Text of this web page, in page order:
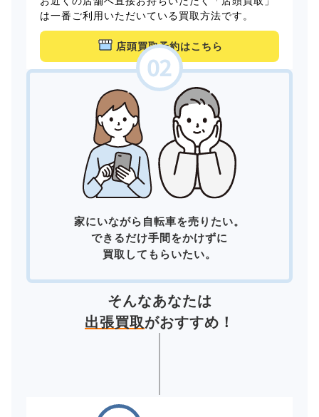
は一番ご利用いただいている買取方法です。
店頭買取予約はこちら
家にいながら自転車を売りたい。
できるだけ手間をかけずに
買取してもらいたい。
そんなあなたは
出張買取がおすすめ！